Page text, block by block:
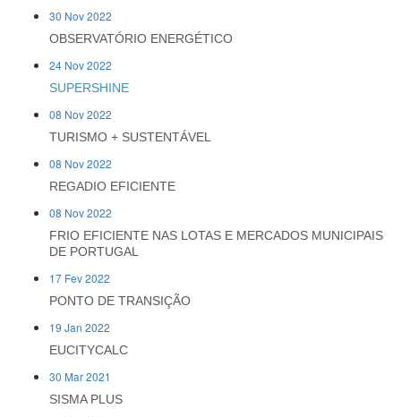
30 Nov 2022
OBSERVATÓRIO ENERGÉTICO
24 Nov 2022
SUPERSHINE
08 Nov 2022
TURISMO + SUSTENTÁVEL
08 Nov 2022
REGADIO EFICIENTE
08 Nov 2022
FRIO EFICIENTE NAS LOTAS E MERCADOS MUNICIPAIS
DE PORTUGAL
17 Fev 2022
PONTO DE TRANSIÇÃO
19 Jan 2022
EUCITYCALC
30 Mar 2021
SISMA PLUS